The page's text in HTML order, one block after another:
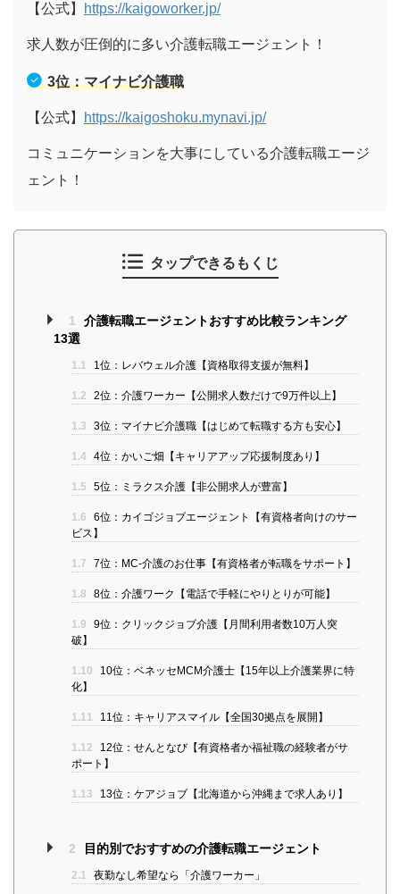
【公式】 https://kaigoworker.jp/
求人数が圧倒的に多い介護転職エージェント！
3位：マイナビ介護職
【公式】 https://kaigoshoku.mynavi.jp/
コミュニケーションを大事にしている介護転職エージ
ェント！
タップできるもくじ
1
介護転職エージェントおすすめ比較ランキング
13選
1.1 1位：レバウェル介護【資格取得支援が無料】
1.2 2位：介護ワーカー【公開求人数だけで9万件以上】
1.3 3位：マイナビ介護職【はじめて転職する方も安心】
1.4 4位：かいご畑【キャリアアップ応援制度あり】
1.5 5位：ミラクス介護【非公開求人が豊富】
1.6
6位：カイゴジョブエージェント【有資格者向けのサー
ビス】
1.7 7位：MC-介護のお仕事【有資格者が転職をサポート】
1.8 8位：介護ワーク【電話で手軽にやりとりが可能】
1.9
9位：クリックジョブ介護【月間利用者数10万人突
破】
1.10
10位：ベネッセMCM介護士【15年以上介護業界に特
化】
1.11 11位：キャリアスマイル【全国30拠点を展開】
1.12
12位：せんとなび【有資格者か福祉職の経験者がサ
ポート】
1.13 13位：ケアジョブ【北海道から沖縄まで求人あり】
2 目的別でおすすめの介護転職エージェント
2.1 夜勤なし希望なら「介護ワーカー」